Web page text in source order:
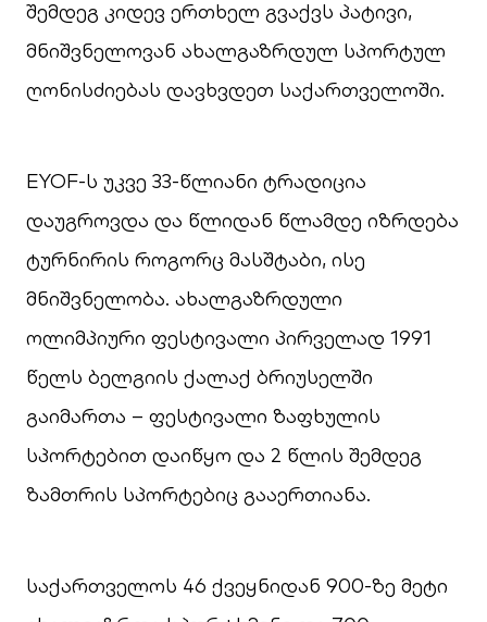
შემდეგ კიდევ ერთხელ გვაქვს პატივი,
მნიშვნელოვან ახალგაზრდულ სპორტულ
ღონისძიებას დავხვდეთ საქართველოში.
EYOF-ს უკვე 33-წლიანი ტრადიცია
დაუგროვდა და წლიდან წლამდე იზრდება
ტურნირის როგორც მასშტაბი, ისე
მნიშვნელობა. ახალგაზრდული
ოლიმპიური ფესტივალი პირველად 1991
წელს ბელგიის ქალაქ ბრიუსელში
გაიმართა – ფესტივალი ზაფხულის
სპორტებით დაიწყო და 2 წლის შემდეგ
ზამთრის სპორტებიც გააერთიანა.
საქართველოს 46 ქვეყნიდან 900-ზე მეტი